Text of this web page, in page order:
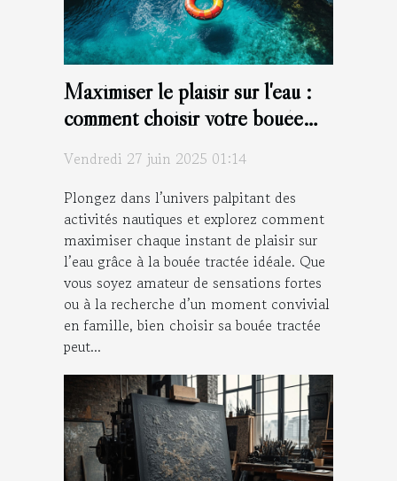
Maximiser le plaisir sur l'eau :
comment choisir votre bouée
Vendredi 27 juin 2025 01:14
Plongez dans l’univers palpitant des
activités nautiques et explorez comment
maximiser chaque instant de plaisir sur
l’eau grâce à la bouée tractée idéale. Que
vous soyez amateur de sensations fortes
ou à la recherche d’un moment convivial
en famille, bien choisir sa bouée tractée
peut...